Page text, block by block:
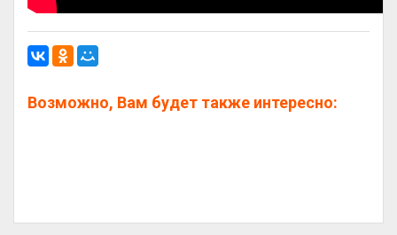
Возможно, Вам будет также интересно: